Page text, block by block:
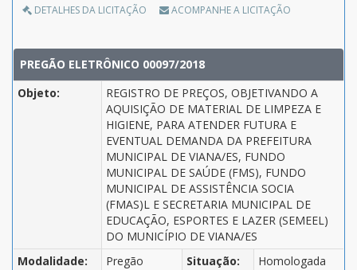
DETALHES DA LICITAÇÃO ACOMPANHE A LICITAÇÃO
PREGÃO ELETRÔNICO 00097/2018
Objeto:
REGISTRO DE PREÇOS, OBJETIVANDO A
AQUISIÇÃO DE MATERIAL DE LIMPEZA E
HIGIENE, PARA ATENDER FUTURA E
EVENTUAL DEMANDA DA PREFEITURA
MUNICIPAL DE VIANA/ES, FUNDO
MUNICIPAL DE SAÚDE (FMS), FUNDO
MUNICIPAL DE ASSISTÊNCIA SOCIA
(FMAS)L E SECRETARIA MUNICIPAL DE
EDUCAÇÃO, ESPORTES E LAZER (SEMEEL)
DO MUNICÍPIO DE VIANA/ES
Modalidade:
Pregão
Situação: Homologada